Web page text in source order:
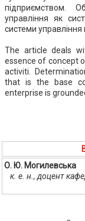
підприємством.
управління як
системи управління
The article deals
essence of concept
activiti.
that is the base
enterprise is
О. Ю. Могилевська
к. е. н., доцент